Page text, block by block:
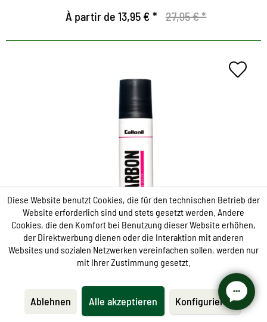
À partir de 13,95 € * 27,95 € *
Sceller pour MODSES
Scellage très efficace de la semelle intermédiaire
Protège efficacement de la contamination
CARBON LAB Midsole Sealer
Diese Website benutzt Cookies, die für den technischen Betrieb der
Website erforderlich sind und stets gesetzt werden. Andere
Cookies, die den Komfort bei Benutzung dieser Website erhöhen,
der Direktwerbung dienen oder die Interaktion mit anderen
Websites und sozialen Netzwerken vereinfachen sollen, werden nur
mit Ihrer Zustimmung gesetzt.
Ablehnen Alle akzeptieren Konfigurieren